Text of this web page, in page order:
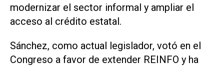
modernizar el sector informal y ampliar el
acceso al crédito estatal.
Sánchez, como actual legislador, votó en el
Congreso a favor de ‌extender REINFO y ha